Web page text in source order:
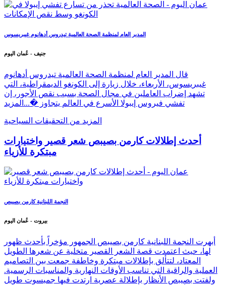
المدير العام لمنظمة الصحة العالمية تيدروس أدهانوم غيبريسوس
جنيف - عُمان اليوم
قال المدير العام لمنظمة الصحة العالمية تيدروس أدهانوم
غيبريسوس، الأربعاء، خلال زيارة إلى الكونغو الديمقراطية، التي
تشهد إضراب العاملين في مجال الصحة بسبب نقص الأجور، إن
تفشي فيروس إيبولا الأسرع في العالم يتجاوز �... المزيد
المزيد من التحقيقات السياحية
أحدث إطلالات كارمن بصيبص شعر قصير واختيارات
مبتكرة للأزياء
النجمة اللبنانية كارمن بصيبص
بيروت - عُمان اليوم
أبهرت النجمة اللبنانية كارمن بصيبص الجمهور مؤخراً بأحدث ظهور
لها، حيث اعتمدت قصة الشعر القصير متخلية عن شعرها الطويل
المعتاد، لتتألق بإطلالات مبتكرة وخاطفة جمعت بين التصاميم
العملية والراقية التي تناسب الأوقات النهارية والمناسبات الرسمية.
ولفتت بصيبص الأنظار بإطلالة عصرية ارتدت فيها جمبسوت طويل